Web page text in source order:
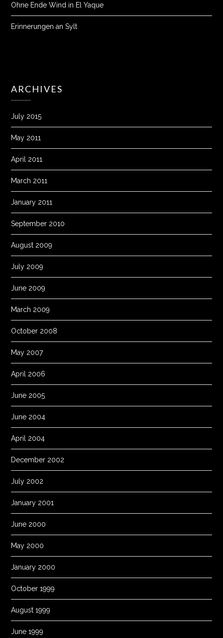
Ohne Ende Wind in El Yaque
Erinnerungen an Sylt
ARCHIVES
July 2015
May 2011
April 2011
March 2011
January 2011
September 2010
August 2009
July 2009
June 2009
March 2009
October 2008
May 2007
April 2006
June 2005
June 2004
April 2004
December 2002
July 2002
January 2001
June 2000
May 2000
January 2000
October 1999
August 1999
June 1999